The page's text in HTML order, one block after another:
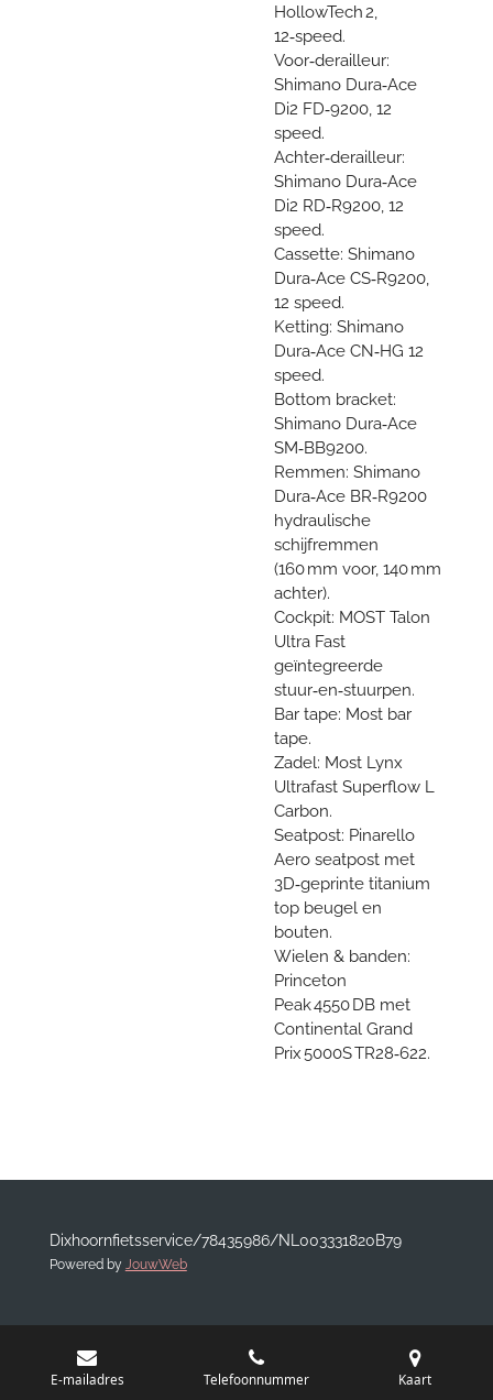
HollowTech 2,
12‑speed.
Voor‑derailleur:
Shimano Dura‑Ace
Di2 FD‑9200, 12
speed.
Achter‑derailleur:
Shimano Dura‑Ace
Di2 RD‑R9200, 12
speed.
Cassette: Shimano
Dura‑Ace CS‑R9200,
12 speed.
Ketting: Shimano
Dura‑Ace CN‑HG 12
speed.
Bottom bracket:
Shimano Dura‑Ace
SM‑BB9200.
Remmen: Shimano
Dura‑Ace BR‑R9200
hydraulische
schijfremmen
(160 mm voor, 140 mm
achter).
Cockpit: MOST Talon
Ultra Fast
geïntegreerde
stuur‑en‑stuurpen.
Bar tape: Most bar
tape.
Zadel: Most Lynx
Ultrafast Superflow L
Carbon.
Seatpost: Pinarello
Aero seatpost met
3D‑geprinte titanium
top beugel en
bouten.
Wielen & banden:
Princeton
Peak 4550 DB met
Continental Grand
Prix 5000S TR28‑622.
Dixhoornfietsservice/78435986/NL003331820B79
Powered by JouwWeb
E-mailadres Telefoonnummer Kaart